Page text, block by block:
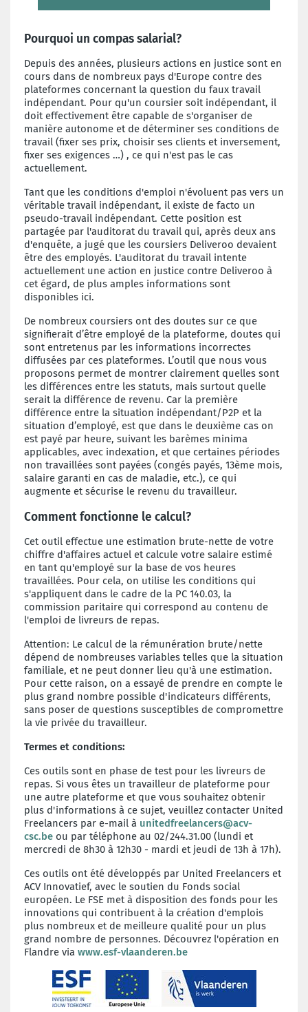
Pourquoi un compas salarial?
Depuis des années, plusieurs actions en justice sont en
cours dans de nombreux pays d'Europe contre des
plateformes concernant la question du faux travail
indépendant. Pour qu'un coursier soit indépendant, il
doit effectivement être capable de s'organiser de
manière autonome et de déterminer ses conditions de
travail (fixer ses prix, choisir ses clients et inversement,
fixer ses exigences …) , ce qui n'est pas le cas
actuellement.
Tant que les conditions d'emploi n'évoluent pas vers un
véritable travail indépendant, il existe de facto un
pseudo-travail indépendant. Cette position est
partagée par l'auditorat du travail qui, après deux ans
d'enquête, a jugé que les coursiers Deliveroo devaient
être des employés. L'auditorat du travail intente
actuellement une action en justice contre Deliveroo à
cet égard, de plus amples informations sont
disponibles ici.
De nombreux coursiers ont des doutes sur ce que
signifierait d’être employé de la plateforme, doutes qui
sont entretenus par les informations incorrectes
diffusées par ces plateformes. L’outil que nous vous
proposons permet de montrer clairement quelles sont
les différences entre les statuts, mais surtout quelle
serait la différence de revenu. Car la première
différence entre la situation indépendant/P2P et la
situation d’employé, est que dans le deuxième cas on
est payé par heure, suivant les barèmes minima
applicables, avec indexation, et que certaines périodes
non travaillées sont payées (congés payés, 13ème mois,
salaire garanti en cas de maladie, etc.), ce qui
augmente et sécurise le revenu du travailleur.
Comment fonctionne le calcul?
Cet outil effectue une estimation brute-nette de votre
chiffre d'affaires actuel et calcule votre salaire estimé
en tant qu'employé sur la base de vos heures
travaillées. Pour cela, on utilise les conditions qui
s'appliquent dans le cadre de la PC 140.03, la
commission paritaire qui correspond au contenu de
l'emploi de livreurs de repas.
Attention: Le calcul de la rémunération brute/nette
dépend de nombreuses variables telles que la situation
familiale, et ne peut donner lieu qu'à une estimation.
Pour cette raison, on a essayé de prendre en compte le
plus grand nombre possible d'indicateurs différents,
sans poser de questions susceptibles de compromettre
la vie privée du travailleur.
Termes et conditions:
Ces outils sont en phase de test pour les livreurs de
repas. Si vous êtes un travailleur de plateforme pour
une autre plateforme et que vous souhaitez obtenir
plus d'informations à ce sujet, veuillez contacter United
Freelancers par e-mail à unitedfreelancers@acv-
csc.be ou par téléphone au 02/244.31.00 (lundi et
mercredi de 8h30 à 12h30 - mardi et jeudi de 13h à 17h).
Ces outils ont été développés par United Freelancers et
ACV Innovatief, avec le soutien du Fonds social
européen. Le FSE met à disposition des fonds pour les
innovations qui contribuent à la création d'emplois
plus nombreux et de meilleure qualité pour un plus
grand nombre de personnes. Découvrez l'opération en
Flandre via www.esf-vlaanderen.be